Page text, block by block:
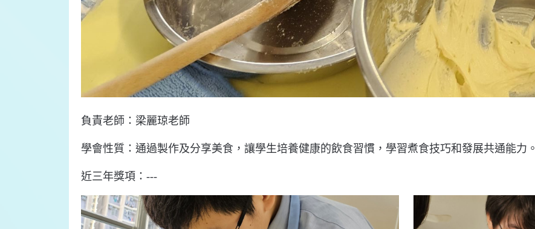
負責老師：梁麗琼老師
學會性質：通過製作及分享美食，讓學生培養健康的飲食習慣，學習煮食技巧和發展共通能力。
近三年獎項：---